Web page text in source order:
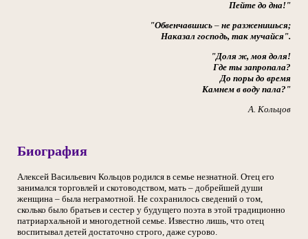
Пейте до дна!"
"Обвенчавшись – не разженишься;
Наказал господь, так мучайся".
"Доля ж, моя доля!
Где ты запропала?
До поры до время
Камнем в воду пала?"
А. Кольцов
Биография
Алексей Васильевич Кольцов родился в семье незнатной. Отец его
занимался торговлей и скотоводством, мать – добрейшей души
женщина – была неграмотной. Не сохранилось сведений о том,
сколько было братьев и сестер у будущего поэта в этой традиционно
патриархальной и многодетной семье. Известно лишь, что отец
воспитывал детей достаточно строго, даже сурово.